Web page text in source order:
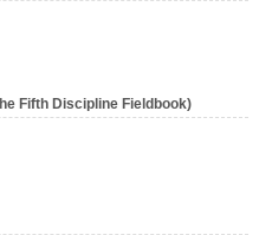
Fifth Discipline Fieldbook)